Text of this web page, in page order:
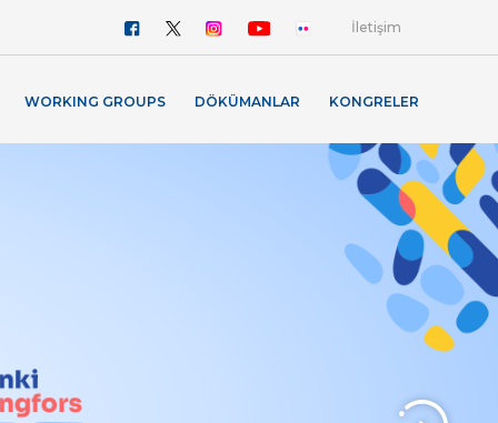
İletişim
WORKING GROUPS DÖKÜMANLAR KONGRELER